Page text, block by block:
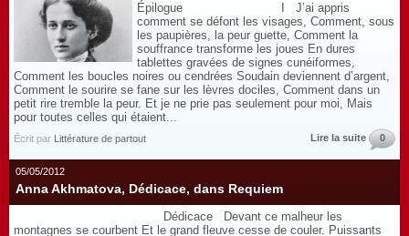
Épilogue I J’ai appris
comment se défont les visages, Comment, sous
les paupières, la peur guette, Comment la
souffrance transforme les joues En dures
tablettes gravées de signes cunéiformes,
Comment les boucles noires ou cendrées Soudain deviennent d’argent,
Comment le sourire se fane sur les lèvres dociles, Comment dans un
petit rire tremble la peur. Et je ne prie pas seulement pour moi, Mais
pour toutes celles qui étaient...
Écrit par Littérature de partout Lire la suite 0
05/05/2012
Anna Akhmatova, Dédicace, dans Requiem
Dédicace Devant ce malheur les
montagnes se courbent Et le grand fleuve cesse de couler. Puissants